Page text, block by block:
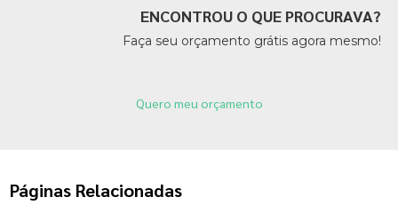
ENCONTROU O QUE PROCURAVA?
Faça seu orçamento grátis agora mesmo!
Quero meu orçamento
Páginas Relacionadas